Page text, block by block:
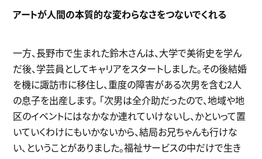
アートが人間の本質的な変わらなさをつないでくれる
一方、長野市で生まれた鈴木さんは、大学で美術史を学ん
だ後、学芸員としてキャリアをスタートしました。その後結婚
を機に諏訪市に移住し、重度の障害がある次男を含む2人
の息子を出産します。 「次男は全介助だったので、地域や地
区のイベントにはなかなか連れていけないし、かといって置
いていくわけにもいかないから、結局お兄ちゃんも行けな
い、ということがありました。福祉サービスの中だけで生き